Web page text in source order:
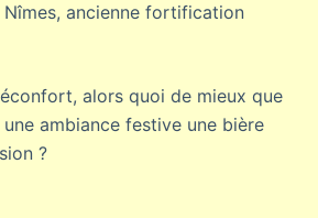
Nîmes, ancienne fortification
alors quoi de mieux que
ambiance festive une bière
?